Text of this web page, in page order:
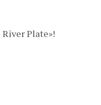
Plate»!